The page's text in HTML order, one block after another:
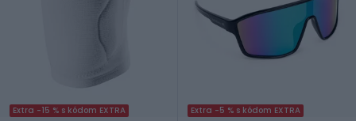
Extra -15 % s kódom EXTRA Extra -5 % s kódom EXTRA